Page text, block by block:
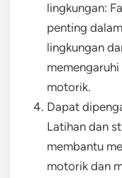
lingkungan:
penting
lingkungan
motorik.
Dapat
Latihan dan
membantu
motorik dan